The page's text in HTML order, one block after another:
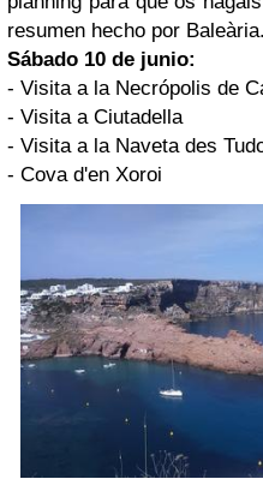
resumen hecho por Baleària.
Sábado 10 de junio:
- Visita a la Necrópolis de
- Visita a Ciutadella
- Visita a la Naveta des
- Cova d'en Xoroi